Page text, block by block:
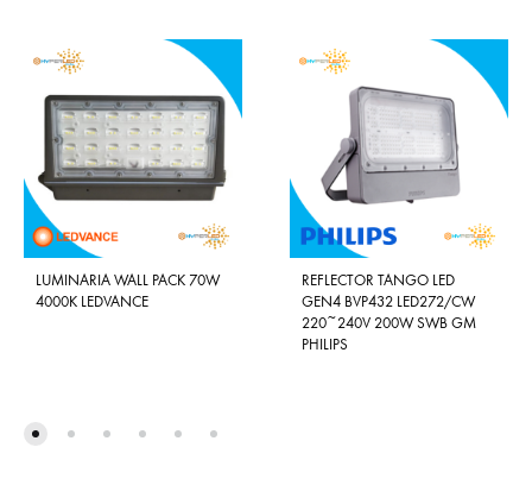
LUMINARIA WALL PACK 70W
4000K LEDVANCE
REFLECTOR TANGO LED
GEN4 BVP432 LED272/CW
220~240V 200W SWB GM
PHILIPS